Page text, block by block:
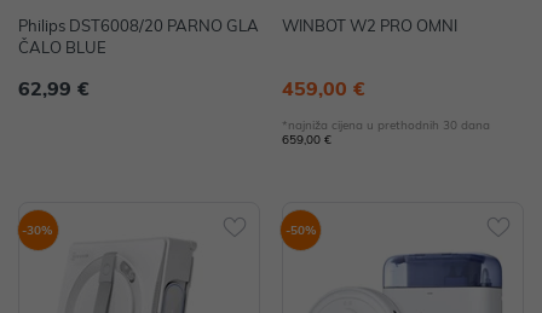
Philips DST6008/20 PARNO GLA
ČALO BLUE
62,99 €
WINBOT W2 PRO OMNI
459,00 €
*najniža cijena u prethodnih 30 dana
659,00 €
-30% -50%